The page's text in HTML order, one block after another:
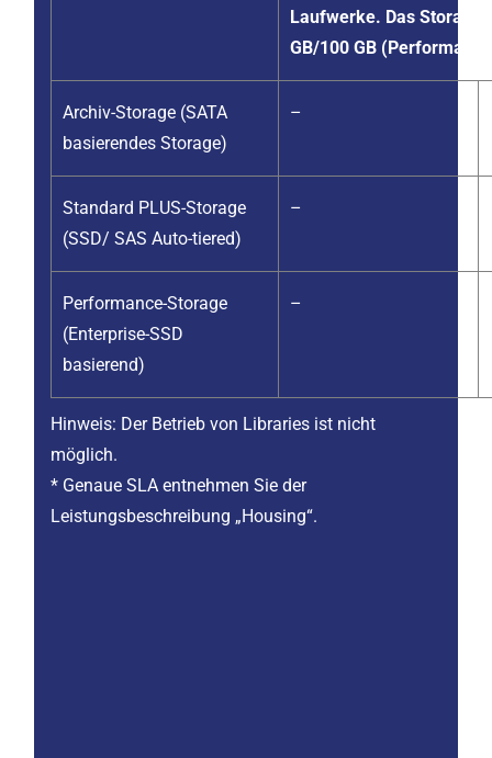
Laufwerke. Das Storage
GB/100 GB
Archiv-Storage (SATA
basierendes Storage)
–
Standard PLUS-Storage
(SSD/ SAS Auto-tiered)
–
Performance-Storage
(Enterprise-SSD
basierend)
–
Hinweis: Der Betrieb von Libraries ist nicht
möglich.
* Genaue SLA entnehmen Sie der
Leistungsbeschreibung „Housing“.